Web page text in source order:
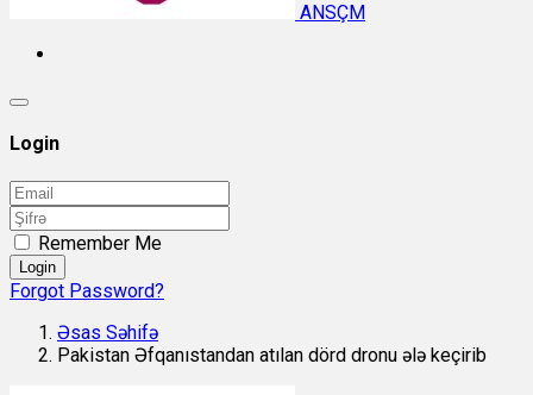
ANSÇM
Login
Remember Me
Login
Forgot Password?
Əsas Səhifə
Pakistan Əfqanıstandan atılan dörd dronu ələ keçirib